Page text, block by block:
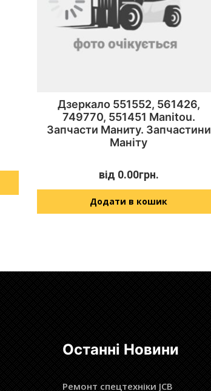
Дзеркало 551552, 561426,
749770, 551451 Manitou.
Запчасти Маниту. Запчастини
Маніту
від 0.00грн.
Додати в кошик
Останні Новини
Ремонт спецтехніки JCB